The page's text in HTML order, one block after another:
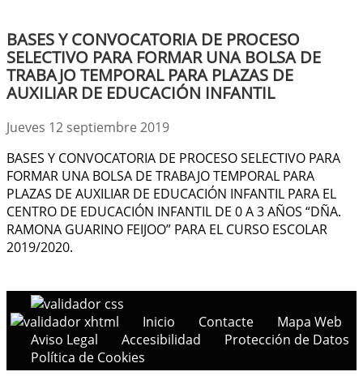
BASES Y CONVOCATORIA DE PROCESO
SELECTIVO PARA FORMAR UNA BOLSA DE
TRABAJO TEMPORAL PARA PLAZAS DE
AUXILIAR DE EDUCACIÓN INFANTIL
Jueves 12 septiembre 2019
BASES Y CONVOCATORIA DE PROCESO SELECTIVO PARA
FORMAR UNA BOLSA DE TRABAJO TEMPORAL PARA
PLAZAS DE AUXILIAR DE EDUCACIÓN INFANTIL PARA EL
CENTRO DE EDUCACIÓN INFANTIL DE 0 A 3 AÑOS “DÑA.
RAMONA GUARINO FEIJOO” PARA EL CURSO ESCOLAR
2019/2020.
Inicio Contacte
Mapa Web
Aviso Legal
Accesibilidad
Protección de Datos
Política de Cookies